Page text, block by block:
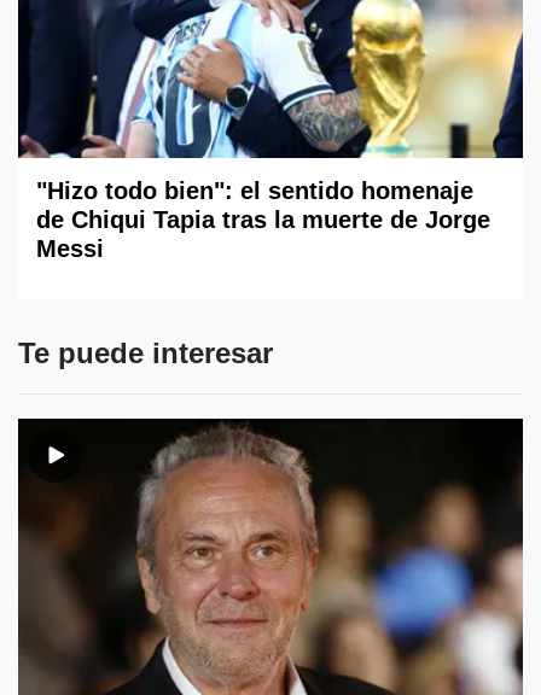
"Hizo todo bien": el sentido homenaje
de Chiqui Tapia tras la muerte de Jorge
Messi
Te puede interesar